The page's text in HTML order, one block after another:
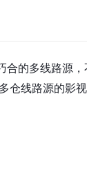
的多线路源
线路源的影